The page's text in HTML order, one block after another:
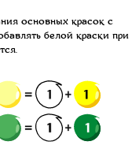
основных красок с
белой краски при